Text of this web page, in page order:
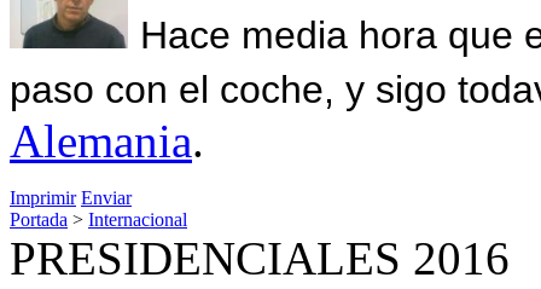
Hace media hora que
paso con el coche, y sigo
Alemania.
Imprimir Enviar
Portada > Internacional
PRESIDENCIALES 2016